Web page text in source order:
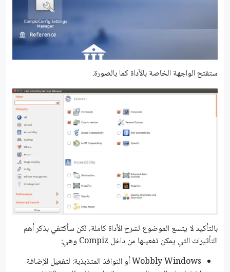
ستفتح الواجهة الخاصة بالأداة كما بالصورة.
بالتأكيد لا يتسع الموضوع لشرح الأداة كاملة، لكن سأكتفي بذكر أهم
التأثيرات التي يمكن تفعيلها من داخل Compiz وهي:
Wobbly Windows أو النوافذ المتذبذبة: لتفعيل الإضافة